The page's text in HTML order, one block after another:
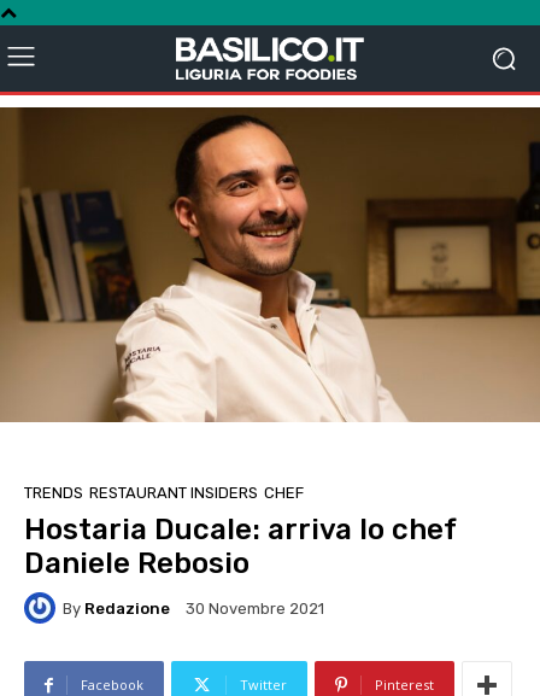
TRENDS RESTAURANT INSIDERS CHEF
Hostaria Ducale: arriva lo chef
Daniele Rebosio
By Redazione 30 Novembre 2021
Facebook Twitter Pinterest